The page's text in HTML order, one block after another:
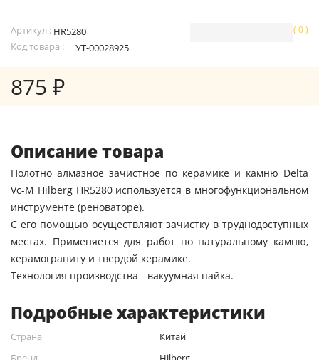
Артикул : HR5280
Код товара :
УТ-00028925
( 0 )
875 ₽
Описание товара
Полотно алмазное зачистное по керамике и камню Delta
Vc-M Hilberg HR5280 используется в многофункциональном
инструменте (реноваторе).
С его помощью осуществляют зачистку в труднодоступных
местах. Применяется для работ по натуральному камню,
керамограниту и твердой керамике.
Технология производства - вакуумная пайка.
Подробные характеристики
Страна
Китай